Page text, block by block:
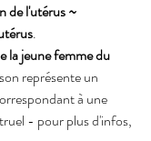
de l'utérus ~
.
la jeune femme du
représente un
à une
- pour plus d'infos,